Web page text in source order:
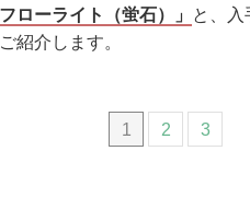
フローライト（蛍石）」
と、
紹介します。
1 2 3